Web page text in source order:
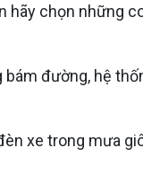
chọn những
đường, hệ
xe trong mưa